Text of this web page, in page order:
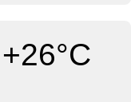
+26°C